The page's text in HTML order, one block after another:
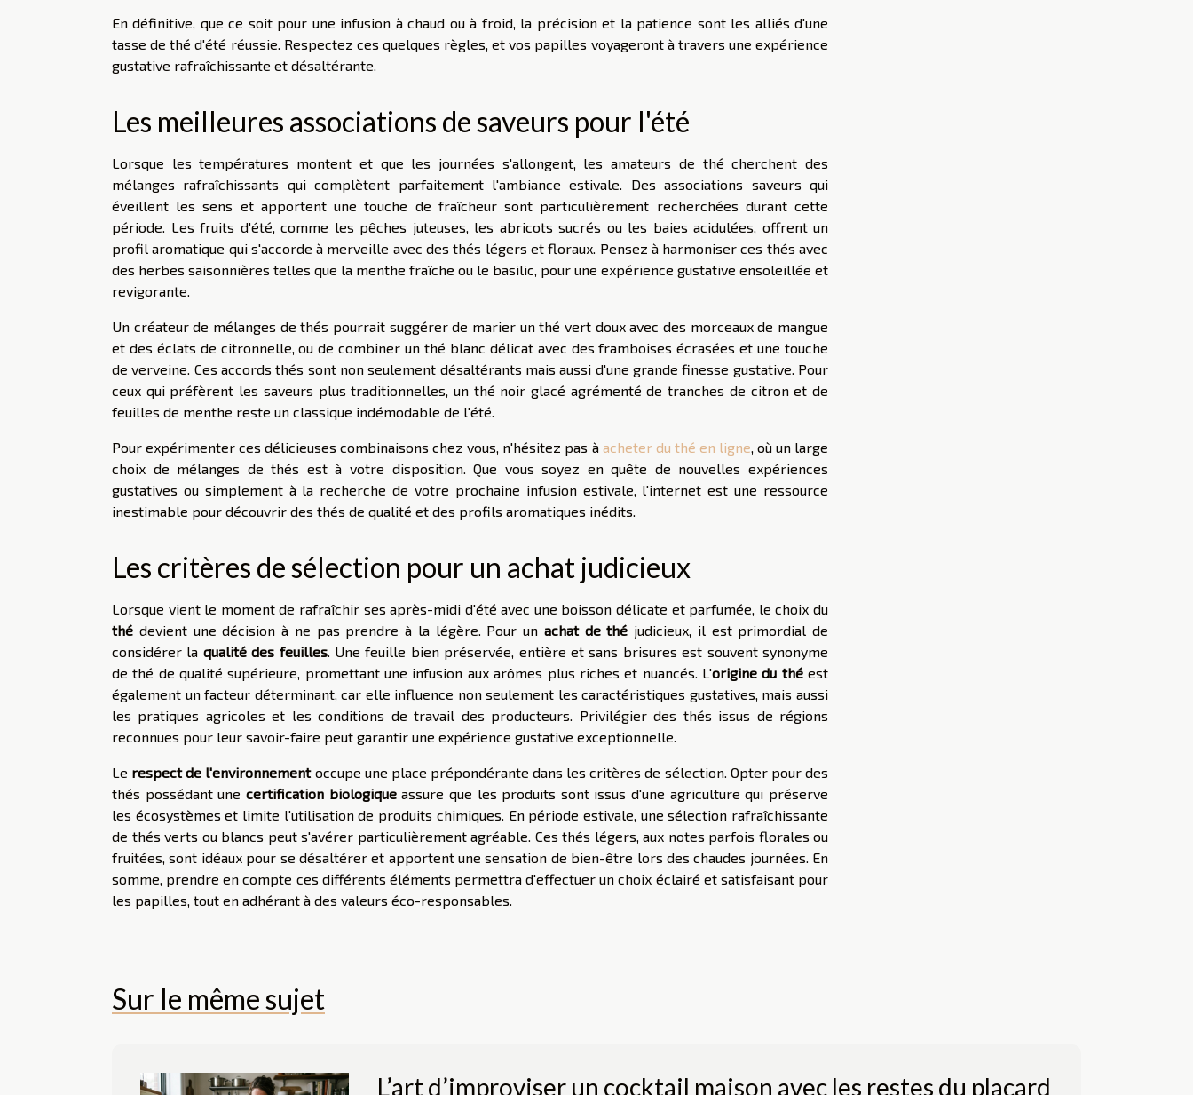
En définitive, que ce soit pour une infusion à chaud ou à froid, la précision et la patience sont les alliés d'une
tasse de thé d'été réussie. Respectez ces quelques règles, et vos papilles voyageront à travers une expérience
gustative rafraîchissante et désaltérante.
Les meilleures associations de saveurs pour l'été
Lorsque les températures montent et que les journées s'allongent, les amateurs de thé cherchent des
mélanges rafraîchissants qui complètent parfaitement l'ambiance estivale. Des associations saveurs qui
éveillent les sens et apportent une touche de fraîcheur sont particulièrement recherchées durant cette
période. Les fruits d'été, comme les pêches juteuses, les abricots sucrés ou les baies acidulées, offrent un
profil aromatique qui s'accorde à merveille avec des thés légers et floraux. Pensez à harmoniser ces thés avec
des herbes saisonnières telles que la menthe fraîche ou le basilic, pour une expérience gustative ensoleillée et
revigorante.
Un créateur de mélanges de thés pourrait suggérer de marier un thé vert doux avec des morceaux de mangue
et des éclats de citronnelle, ou de combiner un thé blanc délicat avec des framboises écrasées et une touche
de verveine. Ces accords thés sont non seulement désaltérants mais aussi d'une grande finesse gustative. Pour
ceux qui préfèrent les saveurs plus traditionnelles, un thé noir glacé agrémenté de tranches de citron et de
feuilles de menthe reste un classique indémodable de l'été.
Pour expérimenter ces délicieuses combinaisons chez vous, n'hésitez pas à acheter du thé en ligne , où un large
choix de mélanges de thés est à votre disposition. Que vous soyez en quête de nouvelles expériences
gustatives ou simplement à la recherche de votre prochaine infusion estivale, l'internet est une ressource
inestimable pour découvrir des thés de qualité et des profils aromatiques inédits.
Les critères de sélection pour un achat judicieux
Lorsque vient le moment de rafraîchir ses après-midi d'été avec une boisson délicate et parfumée, le choix du
thé devient une décision à ne pas prendre à la légère. Pour un achat de thé judicieux, il est primordial de
considérer la qualité des feuilles. Une feuille bien préservée, entière et sans brisures est souvent synonyme
de thé de qualité supérieure, promettant une infusion aux arômes plus riches et nuancés. L'origine du théest
également un facteur déterminant, car elle influence non seulement les caractéristiques gustatives, mais aussi
les pratiques agricoles et les conditions de travail des producteurs. Privilégier des thés issus de régions
reconnues pour leur savoir-faire peut garantir une expérience gustative exceptionnelle.
Le respect de l'environnementoccupe une place prépondérante dans les critères de sélection. Opter pour des
thés possédant une certification biologiqueassure que les produits sont issus d'une agriculture qui préserve
les écosystèmes et limite l'utilisation de produits chimiques. En période estivale, une sélection rafraîchissante
de thés verts ou blancs peut s'avérer particulièrement agréable. Ces thés légers, aux notes parfois florales ou
fruitées, sont idéaux pour se désaltérer et apportent une sensation de bien-être lors des chaudes journées. En
somme, prendre en compte ces différents éléments permettra d'effectuer un choix éclairé et satisfaisant pour
les papilles, tout en adhérant à des valeurs éco-responsables.
Sur le même sujet
L’art d’improviser un cocktail maison avec les restes du placard